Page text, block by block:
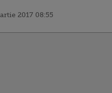
2017 08:55